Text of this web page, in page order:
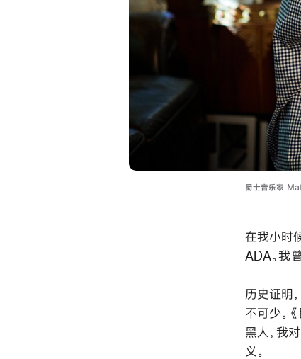
爵士音乐家
在我小时
ADA。我
历史证明
不可少。
黑人，我
义。